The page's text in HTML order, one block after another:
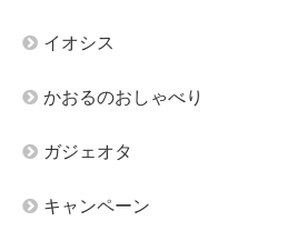
イオシス
かおるのおしゃべり
ガジェオタ
キャンペーン